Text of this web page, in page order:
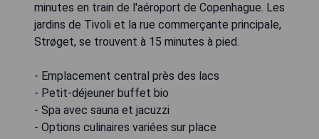
minutes en train de l'aéroport de Copenhague. Les
jardins de Tivoli et la rue commerçante principale,
Strøget, se trouvent à 15 minutes à pied.
- Emplacement central près des lacs
- Petit-déjeuner buffet bio
- Spa avec sauna et jacuzzi
- Options culinaires variées sur place